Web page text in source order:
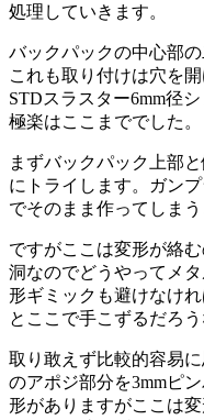
処理していきます。
バックパックの中心部の
これも取り付けは穴を
STDスラスター6mm径
極楽はここまででした。
まずバックパック上部
にトライします。ガン
でそのまま作ってしま
ですがここは変形が絡
洞なのでどうやってメ
形ギミックも避けなけ
とここで手こずるだろ
取り敢えず比較的容易
のアポジ部分を3mmピ
形がありますがここは